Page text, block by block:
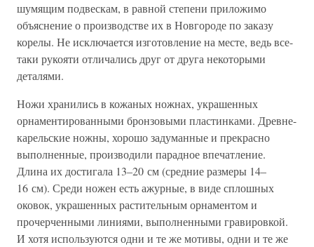
шумящим подвескам, в равной степени приложимо
объяснение о производстве их в Новгороде по заказу
корелы. Не исключается изготовление на месте, ведь все-
таки рукояти отличались друг от друга некоторыми
деталями.
Ножи хранились в кожаных ножнах, украшенных
орнаментированными бронзовыми пластинками. Древне-
карельские ножны, хорошо задуманные и прекрасно
выполненные, производили парадное впечатление.
Длина их достигала 13–20 см (средние размеры 14–
16 см). Среди ножен есть ажурные, в виде сплошных
оковок, украшенных растительным орнаментом и
прочерченными линиями, выполненными гравировкой.
И хотя используются одни и те же мотивы, одни и те же